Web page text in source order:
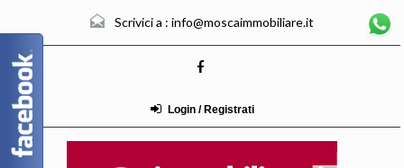
Scrivici a : info@moscaimmobiliare.it
Login / Registrati